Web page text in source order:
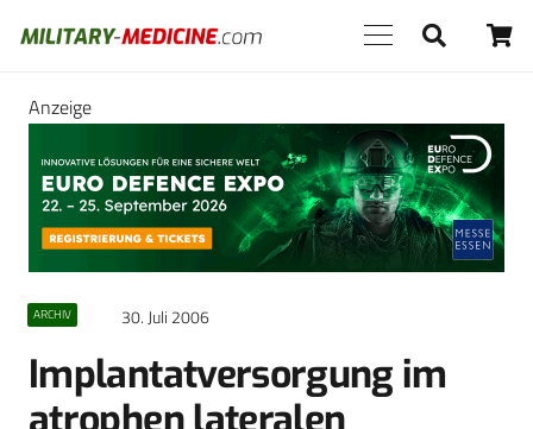
Anzeige
ARCHIV 30. Juli 2006
Implantatversorgung im